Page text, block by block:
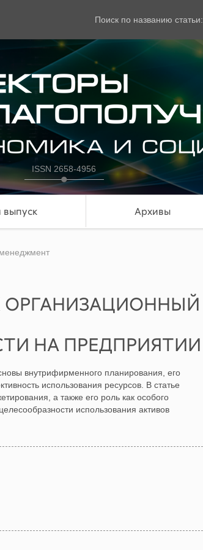
Поиск по названию статьи:
ISSN 2658-4956
выпуск Архивы
НА ПРЕДПРИЯТИИ
внутрифирменного планирования, его
использования ресурсов. В статье
а также его роль как особого
использования активов